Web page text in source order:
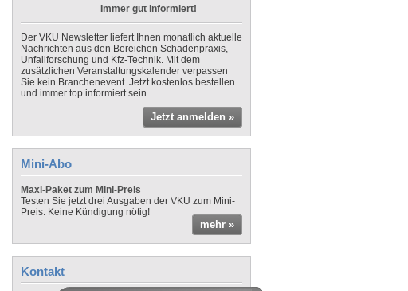
Immer gut informiert!
Der VKU Newsletter liefert Ihnen monatlich aktuelle
Nachrichten aus den Bereichen Schadenpraxis,
Unfallforschung und Kfz-Technik. Mit dem
zusätzlichen Veranstaltungskalender verpassen
Sie kein Branchenevent. Jetzt kostenlos bestellen
und immer top informiert sein.
Jetzt anmelden »
Mini-Abo
Maxi-Paket zum Mini-Preis
Testen Sie jetzt drei Ausgaben der VKU zum Mini-
Preis. Keine Kündigung nötig!
mehr »
Kontakt